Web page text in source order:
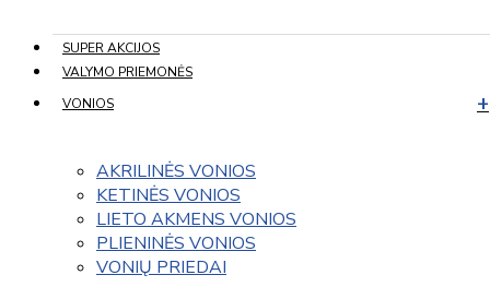
SUPER AKCIJOS
VALYMO PRIEMONĖS
VONIOS
AKRILINĖS VONIOS
KETINĖS VONIOS
LIETO AKMENS VONIOS
PLIENINĖS VONIOS
VONIŲ PRIEDAI